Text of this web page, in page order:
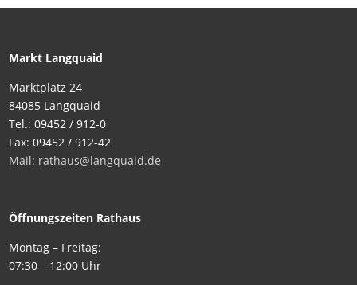
Markt Langquaid
Marktplatz 24
84085 Langquaid
Tel.: 09452 / 912-0
Fax: 09452 / 912-42
Mail: rathaus@langquaid.de
Öffnungszeiten Rathaus
Montag – Freitag:
07:30 – 12:00 Uhr